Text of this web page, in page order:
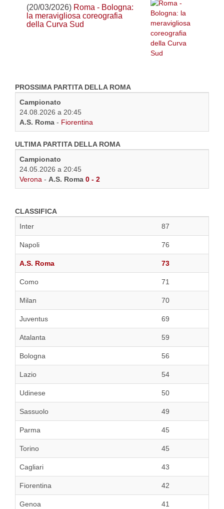
(20/03/2026) Roma - Bologna:
la meravigliosa coreografia
della Curva Sud
PROSSIMA PARTITA DELLA ROMA
Campionato
24.08.2026 a 20:45
A.S. Roma - Fiorentina
ULTIMA PARTITA DELLA ROMA
Campionato
24.05.2026 a 20:45
Verona - A.S. Roma 0 - 2
CLASSIFICA
Inter
87
Napoli 76
A.S. Roma 73
Como 71
Milan 70
Juventus 69
Atalanta 59
Bologna 56
Lazio 54
Udinese 50
Sassuolo 49
Parma 45
Torino 45
Cagliari 43
Fiorentina 42
Genoa 41